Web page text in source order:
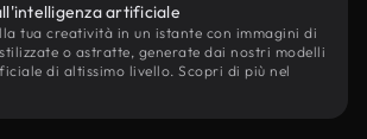
artificiale
tua creatività in un istante con immagini di
o astratte, generate dai nostri modelli
di altissimo livello. Scopri di più nel